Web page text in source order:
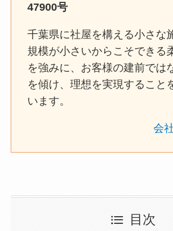
47900号
千葉県に社屋を構える小さな
規模が小さいからこそできる
を強みに、お客様の建前では
を傾け、理想を実現すること
います。
会
目次